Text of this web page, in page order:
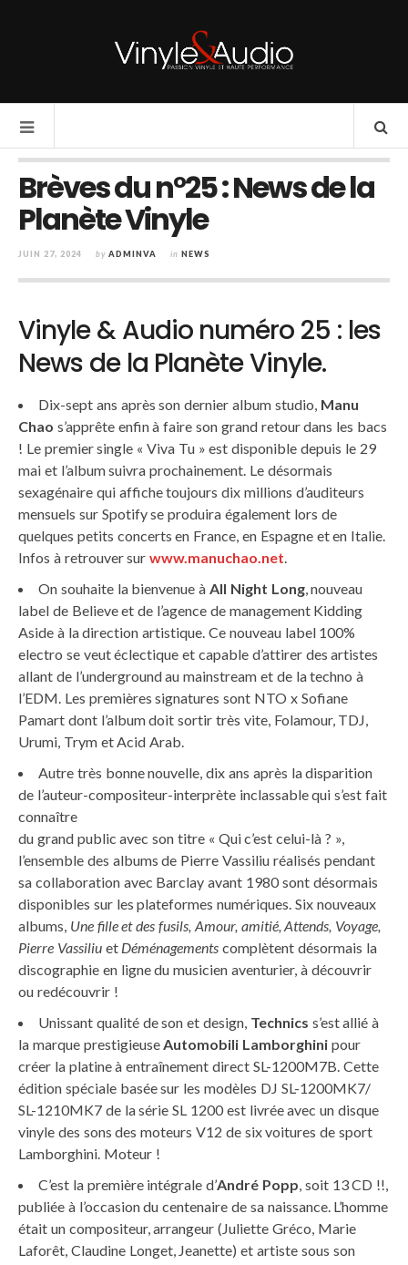
Brèves du n°25 : News de la
Planète Vinyle
JUIN 27, 2024 by ADMINVA in NEWS
Vinyle & Audio numéro 25 : les
News de la Planète Vinyle.
Dix-sept ans après son dernier album studio, Manu
Chao s’apprête enfin à faire son grand retour dans les bacs
! Le premier single « Viva Tu » est disponible depuis le 29
mai et l’album suivra prochainement. Le désormais
sexagénaire qui affiche toujours dix millions d’auditeurs
mensuels sur Spotify se produira également lors de
quelques petits concerts en France, en Espagne et en Italie.
Infos à retrouver surwww.manuchao.net.
On souhaite la bienvenue à All Night Long, nouveau
label de Believe et de l’agence de management Kidding
Aside à la direction artistique. Ce nouveau label 100%
electro se veut éclectique et capable d’attirer des artistes
allant de l’underground au mainstream et de la techno à
l’EDM. Les premières signatures sont NTO x Sofiane
Pamart dont l’album doit sortir très vite, Folamour, TDJ,
Urumi, Trym et Acid Arab.
Autre très bonne nouvelle, dix ans après la disparition
de l’auteur-compositeur-interprète inclassable qui s’est fait
connaître
du grand public avec son titre « Qui c’est celui-là ? »,
l’ensemble des albums de Pierre Vassiliu réalisés pendant
sa collaboration avec Barclay avant 1980 sont désormais
disponibles sur les plateformes numériques. Six nouveaux
albums, Une fille et des fusils, Amour, amitié, Attends, Voyage,
Pierre Vassiliuet Déménagements complètent désormais la
discographie en ligne du musicien aventurier, à découvrir
ou redécouvrir !
Unissant qualité de son et design, Technics s’est allié à
la marque prestigieuseAutomobili Lamborghini pour
créer la platine à entraînement direct SL-1200M7B. Cette
édition spéciale basée sur les modèles DJ SL-1200MK7/
SL-1210MK7 de la série SL 1200 est livrée avec un disque
vinyle des sons des moteurs V12 de six voitures de sport
Lamborghini. Moteur !
C’est la première intégrale d’André Popp, soit 13 CD !!,
publiée à l’occasion du centenaire de sa naissance. L’homme
était un compositeur, arrangeur (Juliette Gréco, Marie
Laforêt, Claudine Longet, Jeanette) et artiste sous son